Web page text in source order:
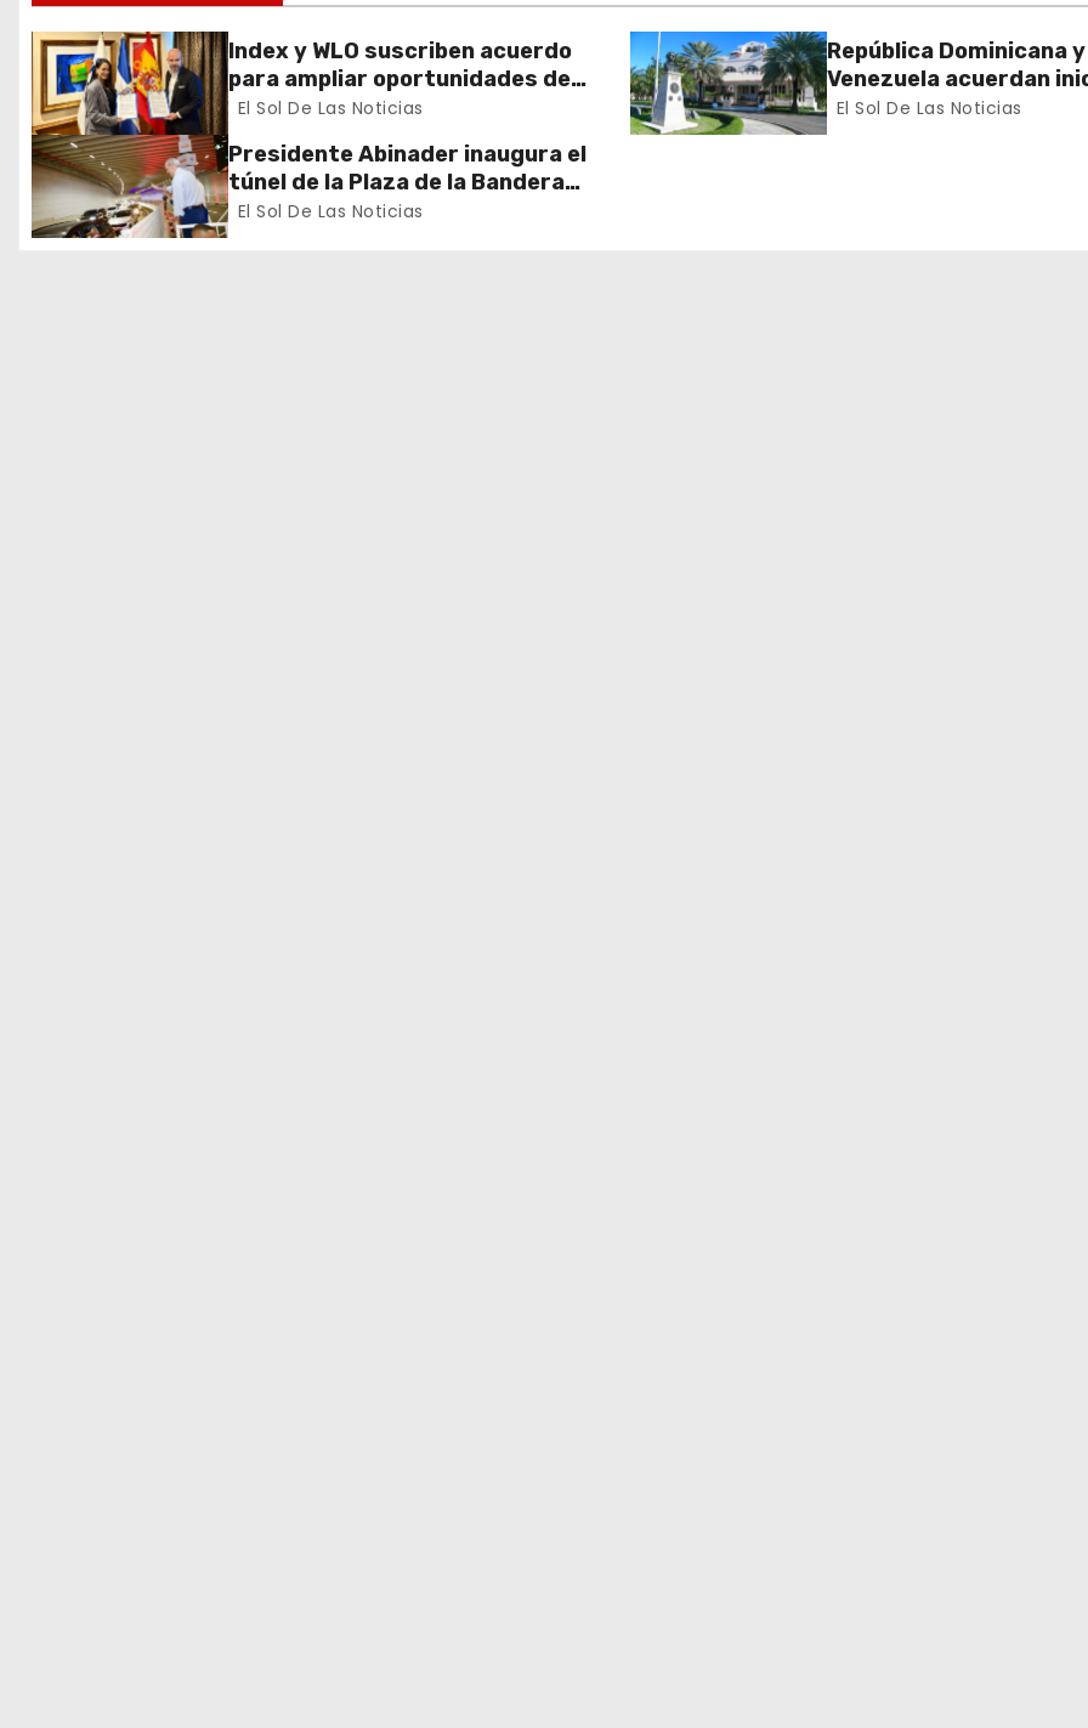
ó
n
d
e
e
Index y WLO suscriben acuerdo
para ampliar oportunidades de
formación de dominicanos en el
El Sol De Las Noticias
República Dominicana y
Venezuela acuerdan
proceso de
El Sol De Las Noticias
Presidente Abinader inaugura el
túnel de la Plaza de la Bandera
que cambia la salida hacia el Sur
El Sol De Las Noticias